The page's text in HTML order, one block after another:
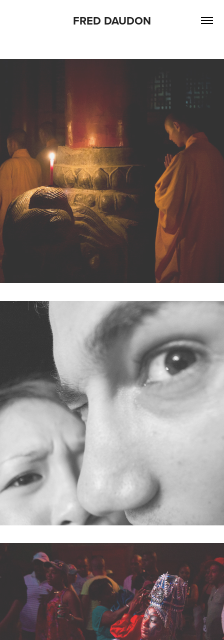
FRED DAUDON
FAITH